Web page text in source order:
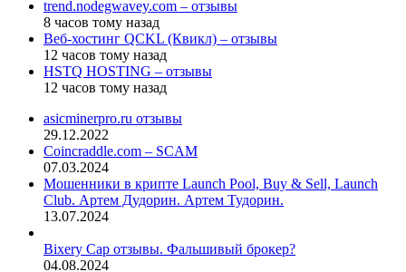
trend.nodegwavey.com – отзывы
8 часов тому назад
Веб-хостинг QCKL (Квикл) – отзывы
12 часов тому назад
HSTQ HOSTING – отзывы
12 часов тому назад
asicminerpro.ru отзывы
29.12.2022
Coincraddle.com – SCAM
07.03.2024
Мошенники в крипте Launch Pool, Buy & Sell, Launch
Club. Артем Дудорин. Артем Тудорин.
13.07.2024
Bixery Cap отзывы. Фальшивый брокер?
04.08.2024